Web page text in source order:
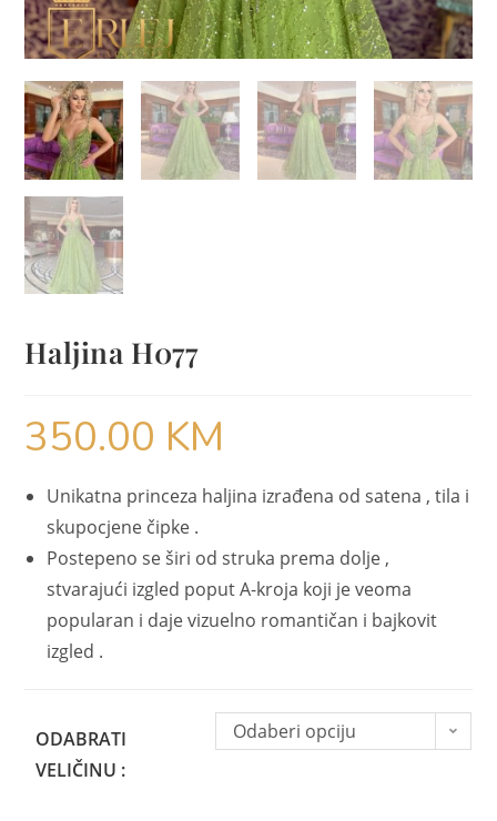
Haljina H077
350.00 KM
Unikatna princeza haljina izrađena od satena , tila i
skupocjene čipke .
Postepeno se širi od struka prema dolje ,
stvarajući izgled poput A-kroja koji je veoma
popularan i daje vizuelno romantičan i bajkovit
izgled .
ODABRATI
VELIČINU :
Odaberi opciju